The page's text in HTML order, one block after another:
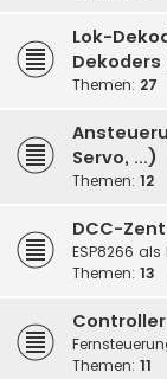
Lok-
Dekoders
Themen: 27
Servo, ...)
Themen: 12
DCC-
ESP8266
Themen: 13
Controller
Themen: 11